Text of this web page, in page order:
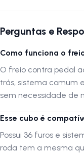
serviço não
adequadamente.
subir escadas ou
Verifique as dimensões
por portas, corredores e
com o fabricante, se
Perguntas e
Como funciona o
O freio contra pedal
trás, sistema comum
sem necessidade de
Esse cubo é
Possui 36 furos e
roda tem a mesma